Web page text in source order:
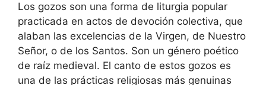
Los gozos son una forma de liturgia popular
practicada en actos de devoción colectiva, que
alaban las excelencias de la Virgen, de Nuestro
Señor, o de los Santos. Son un género poético
de raíz medieval. El canto de estos gozos es
una de las prácticas religiosas más genuinas